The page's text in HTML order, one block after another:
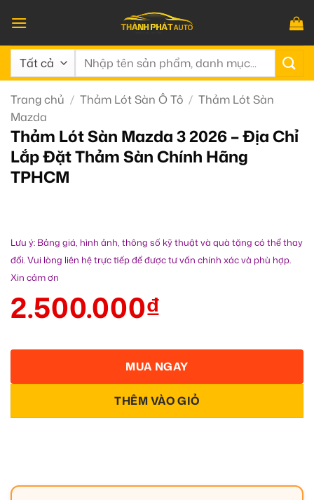
qua
nội
dung
Tìm
Trang chủ / Thảm Lót Sàn Ô Tô / Thảm Lót Sàn
Mazda
Thảm Lót Sàn Mazda 3 2026 – Địa Chỉ
Lắp Đặt Thảm Sàn Chính Hãng
TPHCM
Lưu ý: Bảng giá, hình ảnh, thông số kỹ thuật và quà tặng có thể thay
đổi. Vui lòng liên hệ trực tiếp để được tư vấn chính xác và phù hợp.
Xin cảm ơn
2.500.000₫
THÊM VÀO GIỎ
MUA NGAY